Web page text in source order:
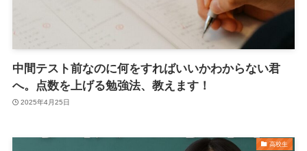
中間テスト前なのに何をすればいいかわからない君
へ。点数を上げる勉強法、教えます！
2025年4月25日
高校生